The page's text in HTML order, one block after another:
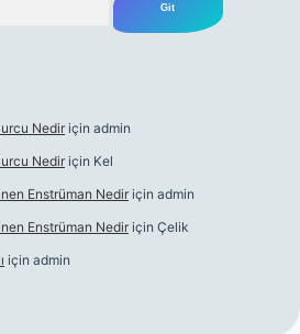
Nedir için admin
Nedir için Kel
Enstrüman Nedir için admin
Enstrüman Nedir için Çelik
için admin